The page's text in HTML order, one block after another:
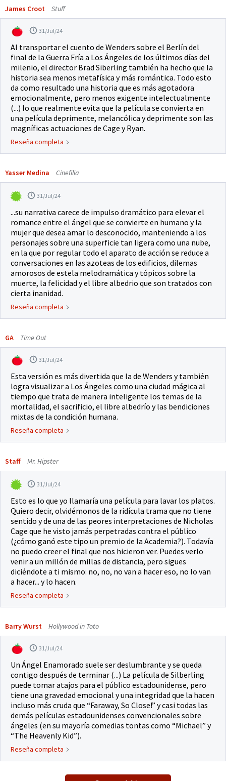
James Croot Stuff
31/Jul/24
Al transportar el cuento de Wenders sobre el Berlín del
final de la Guerra Fría a Los Ángeles de los últimos días del
milenio, el director Brad Siberling también ha hecho que la
historia sea menos metafísica y más romántica. Todo esto
da como resultado una historia que es más agotadora
emocionalmente, pero menos exigente intelectualmente
(...) lo que realmente evita que la película se convierta en
una película deprimente, melancólica y deprimente son las
magníficas actuaciones de Cage y Ryan.
Reseña completa
Yasser Medina Cinefilia
31/Jul/24
...su narrativa carece de impulso dramático para elevar el
romance entre el ángel que se convierte en humano y la
mujer que desea amar lo desconocido, manteniendo a los
personajes sobre una superficie tan ligera como una nube,
en la que por regular todo el aparato de acción se reduce a
conversaciones en las azoteas de los edificios, dilemas
amorosos de estela melodramática y tópicos sobre la
muerte, la felicidad y el libre albedrio que son tratados con
cierta inanidad.
Reseña completa
GA Time Out
31/Jul/24
Esta versión es más divertida que la de Wenders y también
logra visualizar a Los Ángeles como una ciudad mágica al
tiempo que trata de manera inteligente los temas de la
mortalidad, el sacrificio, el libre albedrío y las bendiciones
mixtas de la condición humana.
Reseña completa
Staff Mr. Hipster
31/Jul/24
Esto es lo que yo llamaría una película para lavar los platos.
Quiero decir, olvidémonos de la ridícula trama que no tiene
sentido y de una de las peores interpretaciones de Nicholas
Cage que he visto jamás perpetradas contra el público
(¿cómo ganó este tipo un premio de la Academia?). Todavía
no puedo creer el final que nos hicieron ver. Puedes verlo
venir a un millón de millas de distancia, pero sigues
diciéndote a ti mismo: no, no, no van a hacer eso, no lo van
a hacer... y lo hacen.
Reseña completa
Barry Wurst Hollywood in Toto
31/Jul/24
Un Ángel Enamorado suele ser deslumbrante y se queda
contigo después de terminar (...) La película de Silberling
puede tomar atajos para el público estadounidense, pero
tiene una gravedad emocional y una integridad que la hacen
incluso más cruda que “Faraway, So Close!” y casi todas las
demás películas estadounidenses convencionales sobre
ángeles (en su mayoría comedias tontas como “Michael” y
“The Heavenly Kid”).
Reseña completa